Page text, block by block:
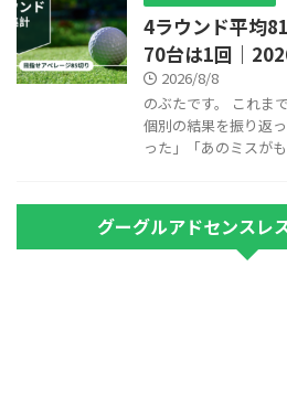
4ラウンド平均
70台は1回｜
2026/8/8
のぶたです。 これま
個別の結果を振り返
った」「あのミスが
グーグルアドセンスレ